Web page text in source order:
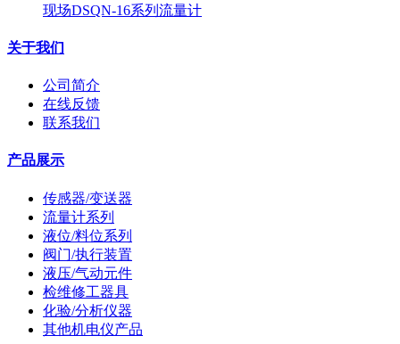
现场DSQN-16系列流量计
关于我们
公司简介
在线反馈
联系我们
产品展示
传感器/变送器
流量计系列
液位/料位系列
阀门/执行装置
液压/气动元件
检维修工器具
化验/分析仪器
其他机电仪产品